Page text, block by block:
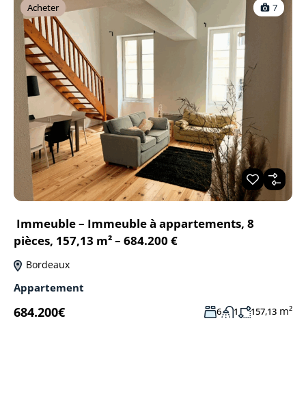
Acheter 7
Immeuble – Immeuble à appartements, 8
pièces, 157,13 m² – 684.200 €
Bordeaux
Appartement
684.200€ 6 1 157,13 m²